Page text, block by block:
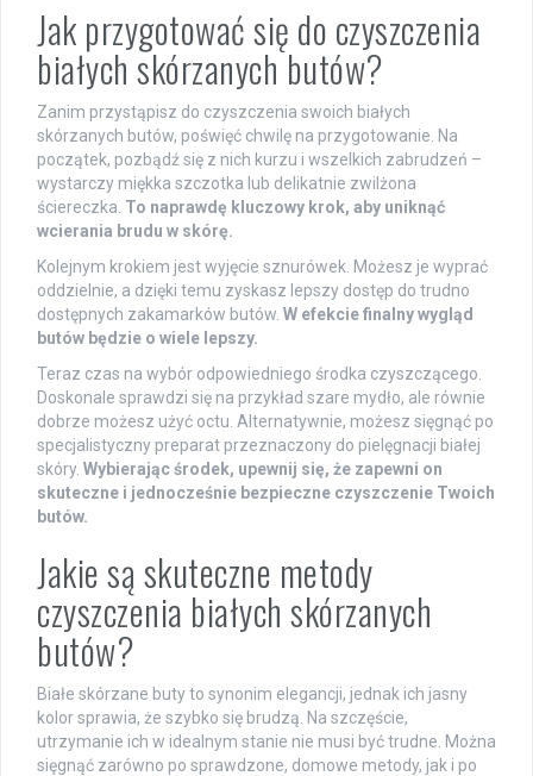
Jak przygotować się do czyszczenia
białych skórzanych butów?
Zanim przystąpisz do czyszczenia swoich białych
skórzanych butów, poświęć chwilę na przygotowanie. Na
początek, pozbądź się z nich kurzu i wszelkich zabrudzeń –
wystarczy miękka szczotka lub delikatnie zwilżona
ściereczka. To naprawdę kluczowy krok, aby uniknąć
wcierania brudu w skórę.
Kolejnym krokiem jest wyjęcie sznurówek. Możesz je wyprać
oddzielnie, a dzięki temu zyskasz lepszy dostęp do trudno
dostępnych zakamarków butów. W efekcie finalny wygląd
butów będzie o wiele lepszy.
Teraz czas na wybór odpowiedniego środka czyszczącego.
Doskonale sprawdzi się na przykład szare mydło, ale równie
dobrze możesz użyć octu. Alternatywnie, możesz sięgnąć po
specjalistyczny preparat przeznaczony do pielęgnacji białej
skóry. Wybierając środek, upewnij się, że zapewni on
skuteczne i jednocześnie bezpieczne czyszczenie Twoich
butów.
Jakie są skuteczne metody
czyszczenia białych skórzanych
butów?
Białe skórzane buty to synonim elegancji, jednak ich jasny
kolor sprawia, że szybko się brudzą. Na szczęście,
utrzymanie ich w idealnym stanie nie musi być trudne. Można
sięgnąć zarówno po sprawdzone, domowe metody, jak i po